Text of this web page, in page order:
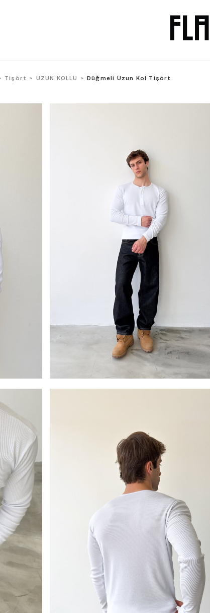
Tişört UZUN KOLLU Düğmeli Uzun Kol Tişört